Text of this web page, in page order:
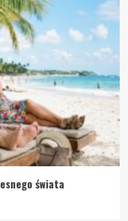
świata